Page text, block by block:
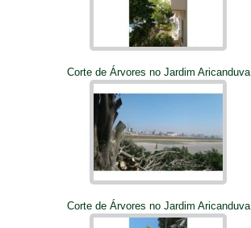
Corte de Árvores no Jardim Aricanduva
Corte de Árvores no Jardim Aricanduva